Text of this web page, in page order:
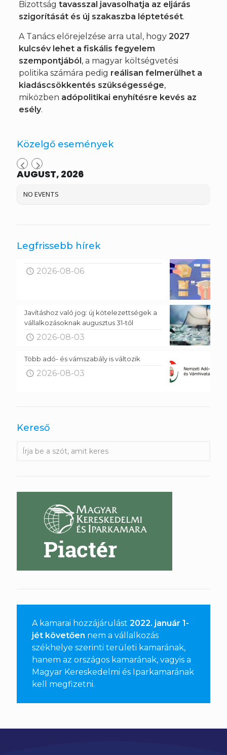
Bizottság tavasszal javasolhatja az eljárás
szigorítását és új szakaszba léptetését.
A Tanács előrejelzése arra utal, hogy 2027
kulcsév lehet a fiskális fegyelem
szempontjából, a magyar költségvetési
politika számára pedig reálisan felmerülhet a
kiadáscsökkentés szükségessége,
miközben adópolitikai enyhítésre kevés az
esély.
Közelgő események
AUGUST, 2026
NO EVENTS
Legfrissebb hírek
2026-08-06
Javításhoz való jog: új kötelezettségek a
vállalkozásoknak augusztus 31-től
2026-08-03
Több adó- és vámszabály is változik
2026-08-03
Kereső
A kamarai hozzájárulást 2022. január 1-
jét követően nem a vállalkozás
székhelye szerinti területi kamarának,
hanem az országos kamarának, vagyis a
Magyar Kereskedelmi és Iparkamarának
kell megfizetni.